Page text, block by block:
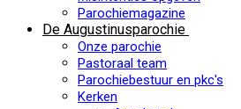
Parochiemagazine
De Augustinusparochie
Onze parochie
Pastoraal team
Parochiebestuur en pkc's
Kerken